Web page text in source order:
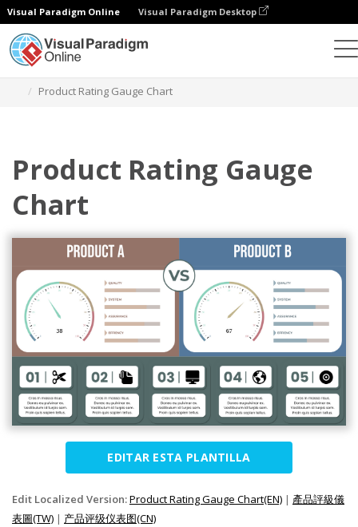
Visual Paradigm Online Visual Paradigm Desktop
Product Rating Gauge Chart
Product Rating Gauge
Chart
EDITAR ESTA PLANTILLA
Edit Localized Version:Product Rating Gauge Chart(EN) | 產品評級儀
表圖(TW) | 产品评级仪表图(CN)